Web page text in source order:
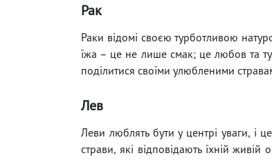
Рак
Раки відомі своєю турботливою
їжа – це не лише смак; це любов та
поділитися своїми улюбленими
Лев
Леви люблять бути у центрі уваги, і
страви, які відповідають їхній